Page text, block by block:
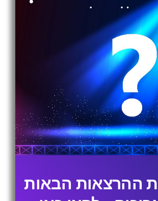
ההרצאות הבאות